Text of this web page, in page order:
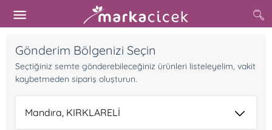
Gönderim Bölgenizi Seçin
Seçtiğiniz semte gönderebileceğiniz ürünleri listeleyelim, vakit
kaybetmeden sipariş oluşturun.
Mandıra, KIRKLARELİ